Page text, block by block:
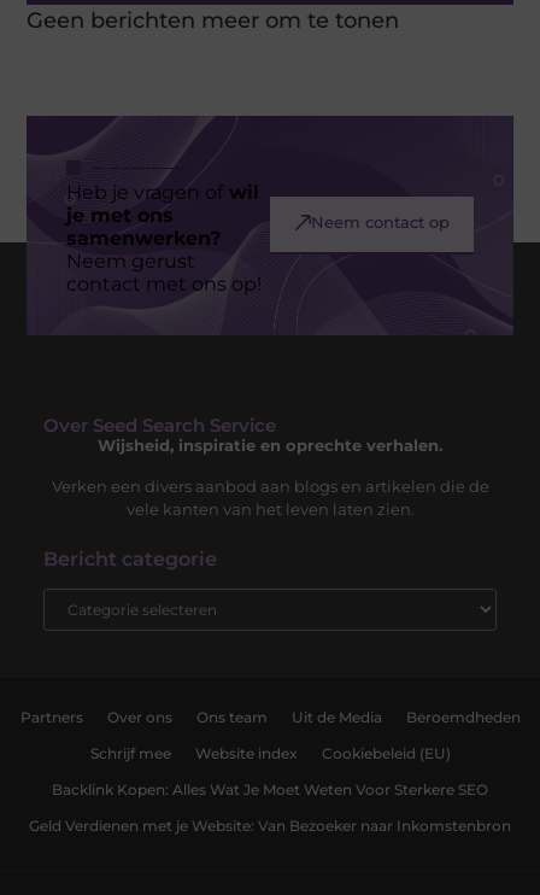
Geen berichten meer om te tonen
Heb je vragen ofwil
je met ons
samenwerken?
Neem gerust
contact met ons op!
Neem contact op
Over Seed Search Service
Wijsheid, inspiratie en oprechte verhalen.
Verken een divers aanbod aan blogs en artikelen die de
vele kanten van het leven laten zien.
Bericht categorie
Partners Over ons Ons team Uit de Media Beroemdheden
Schrijf mee Website index Cookiebeleid (EU)
Backlink Kopen: Alles Wat Je Moet Weten Voor Sterkere SEO
Geld Verdienen met je Website: Van Bezoeker naar Inkomstenbron